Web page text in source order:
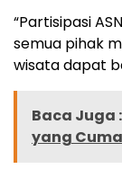
“Partisipasi
semua pihak
wisata dapat
Baca Juga :
yang